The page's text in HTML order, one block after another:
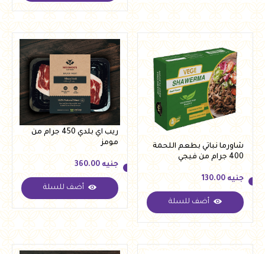
شاورما نباتي بطعم اللحمة
400 جرام من فيجي
جنيه 130.00
جنيه 130.00
أضف للسلة
ريب اي بلدي 450 جرام من
مومز
جنيه
جنيه 360.00
أضف للسلة